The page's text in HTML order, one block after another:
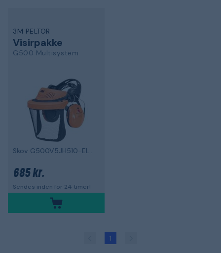
3M PELTOR
Visirpakke
G500 Multisystem
Skov G500V5JH510-ELLER
685 kr.
Sendes inden for 24 timer!
1